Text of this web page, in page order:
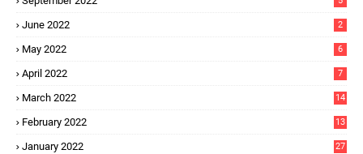
June 2022 2
May 2022 6
April 2022 7
March 2022 14
February 2022 13
January 2022 27